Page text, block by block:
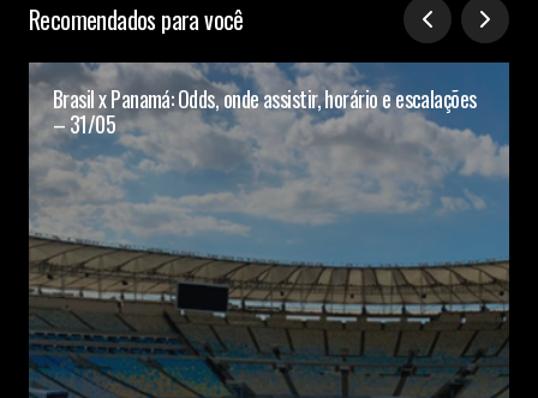
Recomendados para você
Brasil x Panamá: Odds, onde assistir, horário e escalações
– 31/05